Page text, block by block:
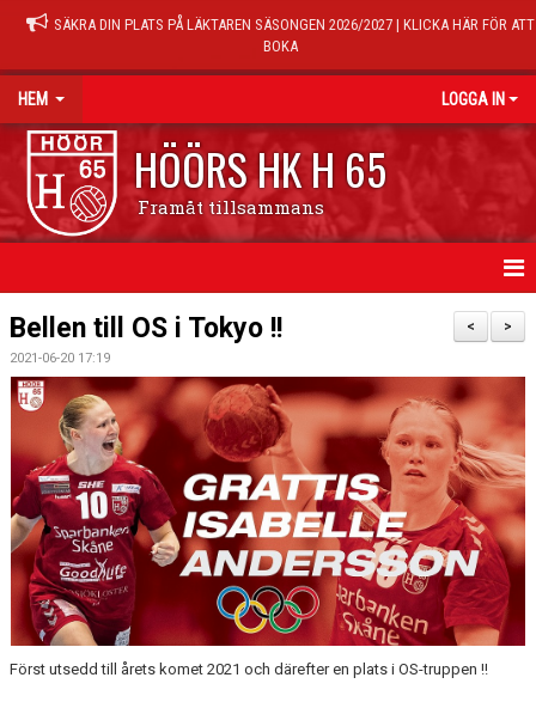
SÄKRA DIN PLATS PÅ LÄKTAREN SÄSONGEN 2026/2027 | KLICKA HÄR FÖR ATT
BOKA
HEM LOGGA IN
HÖÖRS HK H 65
Framåt tillsammans
HEM
NYHETER
KALENDER
MATCHER
TRÄNINGSTIDER
MEDLEMSAVGIFTER 2026/2027
USM
HANDBOLLSAKADEMIN
>
<
Bellen till OS i Tokyo !!
2021-06-20 17:19
Först utsedd till årets komet 2021 och därefter en plats i OS-truppen !!